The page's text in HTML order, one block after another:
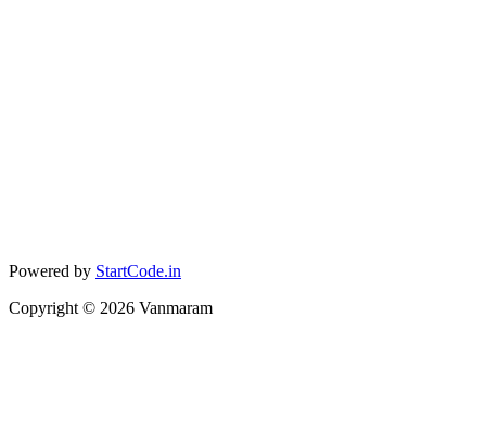
Powered by StartCode.in
Copyright © 2026 Vanmaram